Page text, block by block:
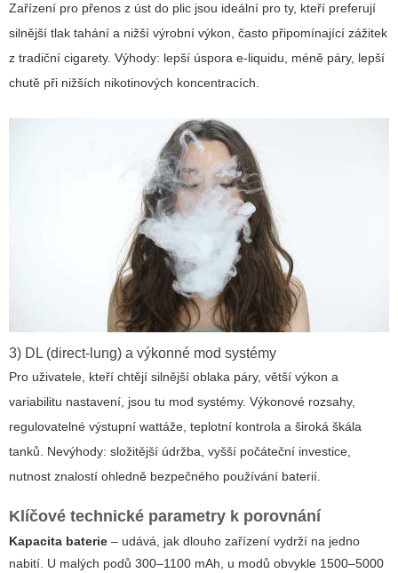
Zařízení pro přenos z úst do plic jsou ideální pro ty, kteří preferují
silnější tlak tahání a nižší výrobní výkon, často připomínající zážitek
z tradiční cigarety. Výhody: lepší úspora e-liquidu, méně páry, lepší
chutě při nižších nikotinových koncentracích.
3) DL (direct-lung) a výkonné mod systémy
Pro uživatele, kteří chtějí silnější oblaka páry, větší výkon a
variabilitu nastavení, jsou tu mod systémy. Výkonové rozsahy,
regulovatelné výstupní wattáže, teplotní kontrola a široká škála
tanků. Nevýhody: složitější údržba, vyšší počáteční investice,
nutnost znalostí ohledně bezpečného používání baterií.
Klíčové technické parametry k porovnání
Kapacita baterie – udává, jak dlouho zařízení vydrží na jedno
nabití. U malých podů 300–1100 mAh, u modů obvykle 1500–5000